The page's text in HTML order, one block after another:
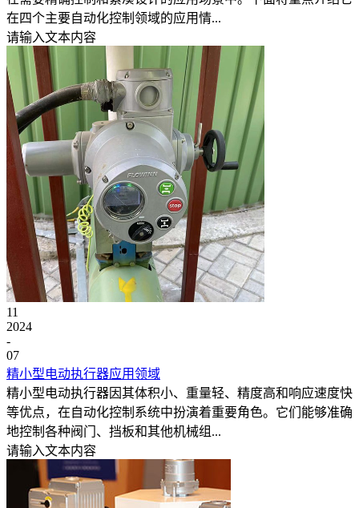
在四个主要自动化控制领域的应用情...
请输入文本内容
11
2024
-
07
精小型电动执行器应用领域
精小型电动执行器因其体积小、重量轻、精度高和响应速度快
等优点，在自动化控制系统中扮演着重要角色。它们能够准确
地控制各种阀门、挡板和其他机械组...
请输入文本内容